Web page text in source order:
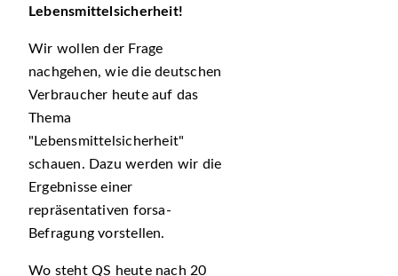
Lebensmittelsicherheit!
Wir wollen der Frage
nachgehen, wie die deutschen
Verbraucher heute auf das
Thema
Lebensmittelsicherheit
schauen. Dazu werden wir die
Ergebnisse einer
repräsentativen forsa-
Befragung vorstellen.
Wo steht QS heute nach 20